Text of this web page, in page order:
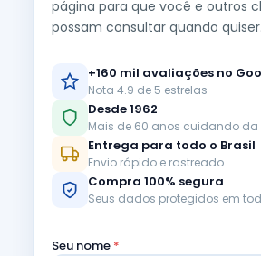
página para que você e outros
possam consultar quando quiser.
+160 mil avaliações no
Nota 4.9 de 5 estrelas
Desde 1962
Mais de 60 anos cuidando
Entrega para todo o Brasil
Envio rápido e rastreado
Compra 100% segura
Seus dados protegidos em
Seu nome *